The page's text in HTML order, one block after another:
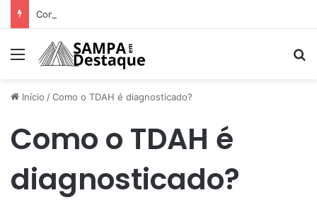
Menu
Início /Como o TDAH é diagnosticado?
Como o TDAH é
diagnosticado?